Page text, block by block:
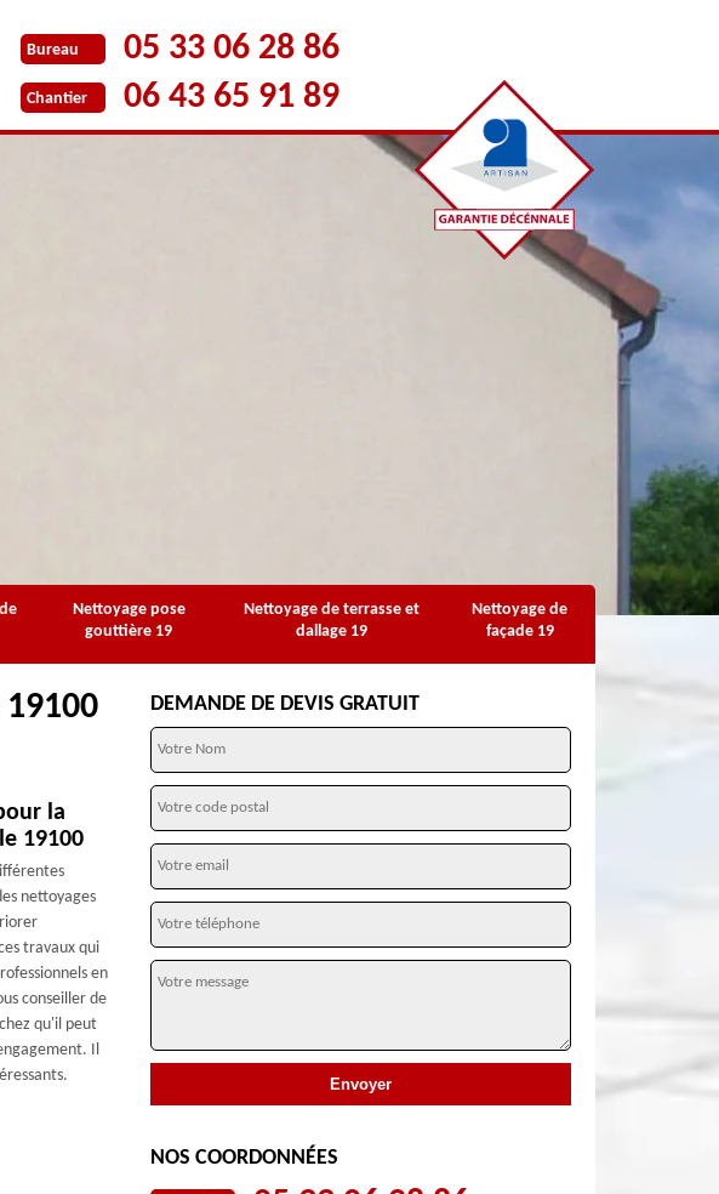
Bureau 05 33 06 28 86
Chantier 06 43 65 91 89
Nettoyage pose
gouttière 19
Nettoyage de terrasse et
dallage 19
Nettoyage de
façade 19
la
19100
nettoyages
travaux qui
en
conseiller de
qu'il peut
Il
DEMANDE DE DEVIS GRATUIT
NOS COORDONNÉES